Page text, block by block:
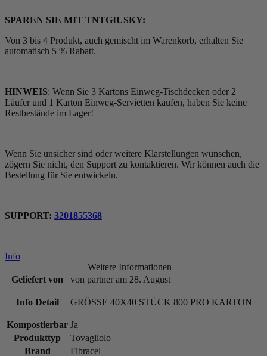
SPAREN SIE MIT TNTGIUSKY:
Von 3 bis 4 Produkt, auch gemischt im Warenkorb, erhalten Sie
automatisch 5 % Rabatt.
HINWEIS: Wenn Sie 3 Kartons Einweg-Tischdecken oder 2
Läufer und 1 Karton Einweg-Servietten kaufen, haben Sie keine
Restbestände im Lager!
Wenn Sie unsicher sind oder weitere Klarstellungen wünschen,
zögern Sie nicht, den Support zu kontaktieren. Wir können auch die
Bestellung für Sie entwickeln.
SUPPORT: 3201855368
Info
Weitere Informationen
Geliefert von
von partner am 28. August
Info Detail GRÖSSE 40X40 STÜCK 800 PRO KARTON
Kompostierbar Ja
Produkttyp
Tovagliolo
Brand
Fibracel